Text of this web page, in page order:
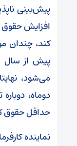
پیش‌بینی
افزایش حقوق
کند، چندان
پیش از سال
می‌شود،
دوماه،
حداقل حقوق
نماینده